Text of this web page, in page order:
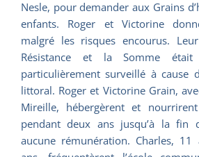
Nesle, pour demander aux Grains
enfants. Roger et Victorine
malgré les risques encourus.
Résistance et la Somme était
particulièrement surveillé à cause
littoral. Roger et Victorine Grain,
Mireille, hébergèrent et
pendant deux ans jusqu’à la fin
aucune rémunération. Charles,